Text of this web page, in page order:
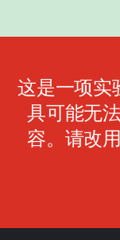
这是一项实
具可能无
容。请改